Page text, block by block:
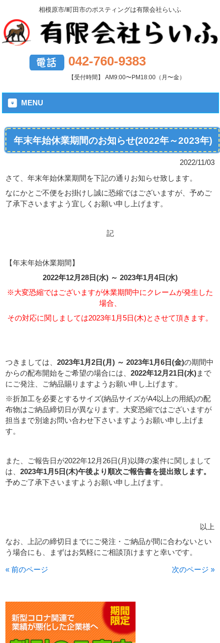
相模原市/町田市のポスティングは有限会社らいふ
042-760-9383
【受付時間】 AM9:00〜PM18:00（月〜金）
MENU
年末年始休業期間のお知らせ(2022年～2023年)
2022/11/03
さて、年末年始休業期間を下記の通りお知らせ致します。
なにかとご不便をお掛けし誠に恐縮ではございますが、予めご
了承下さいますよう宜しくお願い申し上げます。
記
【年末年始休業期間】
2022年12月28日(水) ～ 2023年1月4日(水)
※大変恐縮ではございますが休業期間中にクレームが発生した
場合、
その対応に関しましては2023年1月5日(木)とさせて頂きます。
つきましては、2023年1月2日(月) ～ 2023年1月6日(金)の期間中
からの配布開始をご希望の場合には、2022年12月21日(水)まで
にご発注、ご納品賜りますようお願い申し上げます。
※折加工を必要とするサイズ(納品サイズがA4以上の用紙)の配
布物はご納品締切日が異なります。大変恐縮ではございますが
担当まで別途お問い合わせ下さいますようお願い申し上げま
す。
また、ご報告日が2022年12月26日(月)以降の案件に関しまして
は、2023年1月5日(木)午後より順次ご報告書を提出致します。
予めご了承下さいますようお願い申し上げます。
以上
なお、上記の締切日までにご発注・ご納品が間に合わないとい
う場合にも、まずはお気軽にご相談頂けますと幸いです。
« 前のページ 次のページ »